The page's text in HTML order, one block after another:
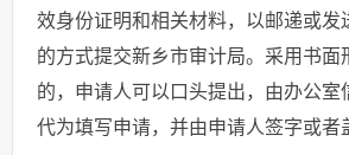
效身份证明和相关材料，以邮递或发
的方式提交新乡市审计局。采用书面
的，申请人可以口头提出，由办公室
代为填写申请，并由申请人签字或者